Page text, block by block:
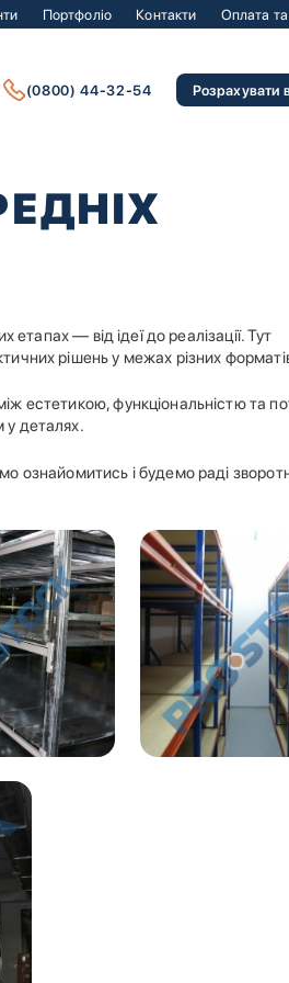
Портфоліо Контакти Оплата
(0800) 44-32-54 Розрахувати
— від ідеї до реалізації. Тут
рішень у межах різних форматів
естетикою, функціональністю та
деталях.
ознайомитись і будемо раді